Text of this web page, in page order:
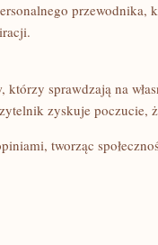
którzy sprawdzają na
zyskuje
tworząc